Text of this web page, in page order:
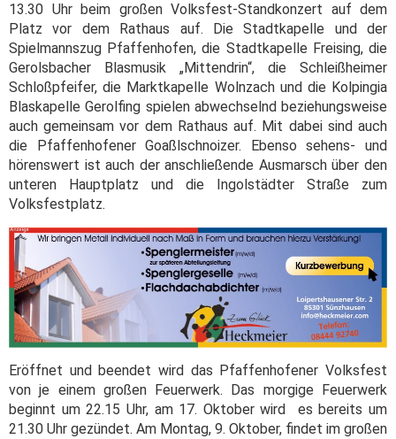
13.30 Uhr beim großen Volksfest-Standkonzert auf dem
Platz vor dem Rathaus auf. Die Stadtkapelle und der
Spielmannszug Pfaffenhofen, die Stadtkapelle Freising, die
Gerolsbacher Blasmusik „Mittendrin“, die Schleißheimer
Schloßpfeifer, die Marktkapelle Wolnzach und die Kolpingia
Blaskapelle Gerolfing spielen abwechselnd beziehungsweise
auch gemeinsam vor dem Rathaus auf. Mit dabei sind auch
die Pfaffenhofener Goaßlschnoizer. Ebenso sehens- und
hörenswert ist auch der anschließende Ausmarsch über den
unteren Hauptplatz und die Ingolstädter Straße zum
Volksfestplatz.
Eröffnet und beendet wird das Pfaffenhofener Volksfest
von je einem großen Feuerwerk. Das morgige Feuerwerk
beginnt um 22.15 Uhr, am 17. Oktober wird
es bereits um
21.30 Uhr gezündet. Am Montag, 9. Oktober, findet im großen